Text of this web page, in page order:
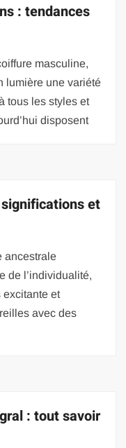
: tendances
masculine,
lumière une variété
tous les styles et
disposent
et
ancestrale
de l’individualité,
excitante et
avec des
: tout savoir